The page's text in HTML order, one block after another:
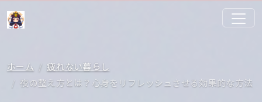
ホーム
疲れない暮らし
夜の整え方とは？心身をリフレッシュさせる効果的な方法